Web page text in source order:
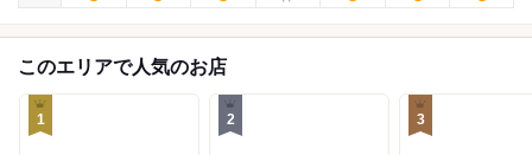
このエリアで人気のお店
1 2 3